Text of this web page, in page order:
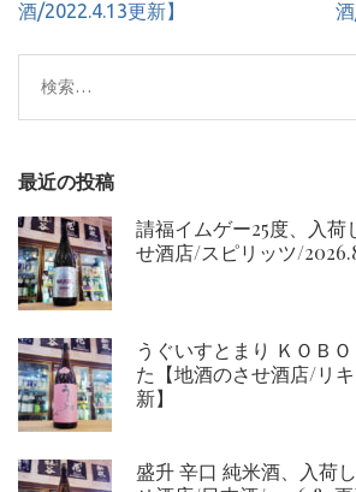
ビ
シ
ョ
酒/2022.4.13更新】
検
索:
最近の投稿
請福イムゲー25度、入荷
せ酒店/スピリッツ/
うぐいすとまり ＫＯＢ
た【地酒のさせ酒店/リ
新】
盛升 辛口 純米酒、入荷